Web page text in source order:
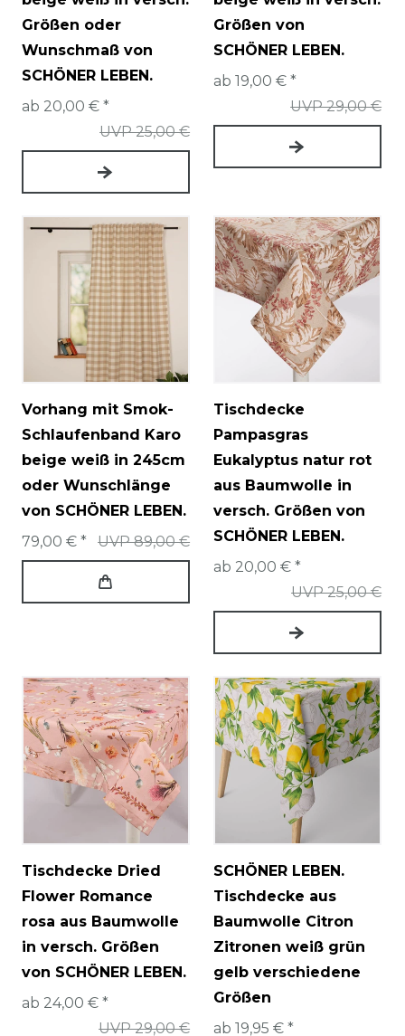
Größen oder
Wunschmaß von
SCHÖNER LEBEN.
UVP 25,00 €
ab 20,00 € *
Größen von
SCHÖNER LEBEN.
UVP 29,00 €
ab 19,00 € *
Vorhang mit Smok-
Schlaufenband Karo
beige weiß in 245cm
oder Wunschlänge
von SCHÖNER LEBEN.
UVP 89,00 €
79,00 € *
Tischdecke
Pampasgras
Eukalyptus natur rot
aus Baumwolle in
versch. Größen von
SCHÖNER LEBEN.
UVP 25,00 €
ab 20,00 € *
Tischdecke Dried
Flower Romance
rosa aus Baumwolle
in versch. Größen
von SCHÖNER LEBEN.
UVP 29,00 €
ab 24,00 € *
SCHÖNER LEBEN.
Tischdecke aus
Baumwolle Citron
Zitronen weiß grün
gelb verschiedene
Größen
ab 19,95 € *